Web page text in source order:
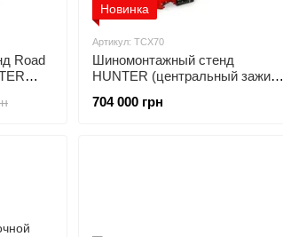
Road
Новинка
Артикул: TCX70
Шиномонтажный стенд
HUNTER (центральный зажим,
захват диска от 12" до 30")
704 000 грн